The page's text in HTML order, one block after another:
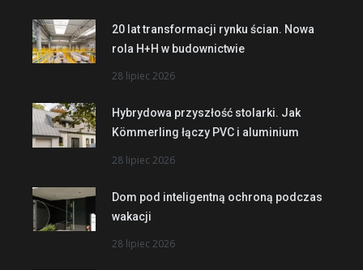
20 lat transformacji rynku ścian. Nowa
rola H+H w budownictwie
28 lipiec 2026
Hybrydowa przyszłość stolarki. Jak
Kömmerling łączy PVC i aluminium
28 lipiec 2026
Dom pod inteligentną ochroną podczas
wakacji
28 lipiec 2026